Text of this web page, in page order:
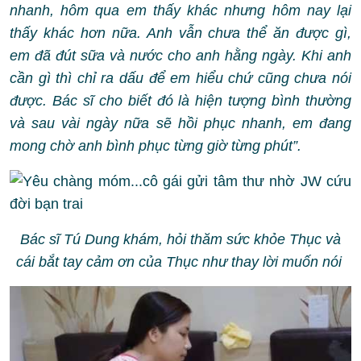
nhanh, hôm qua em thấy khác nhưng hôm nay lại
thấy khác hơn nữa. Anh vẫn chưa thể ăn được gì,
em đã đút sữa và nước cho anh hằng ngày. Khi anh
cần gì thì chỉ ra dấu để em hiểu chứ cũng chưa nói
được. Bác sĩ cho biết đó là hiện tượng bình thường
và sau vài ngày nữa sẽ hồi phục nhanh, em đang
mong chờ anh bình phục từng giờ từng phút”.
Bác sĩ Tú Dung khám, hỏi thăm sức khỏe Thục và
cái bắt tay cảm ơn của Thục như thay lời muốn nói